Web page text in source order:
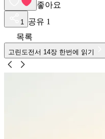
좋아요
1 공유 1
목록
고린도전서 14장 한번에 읽기